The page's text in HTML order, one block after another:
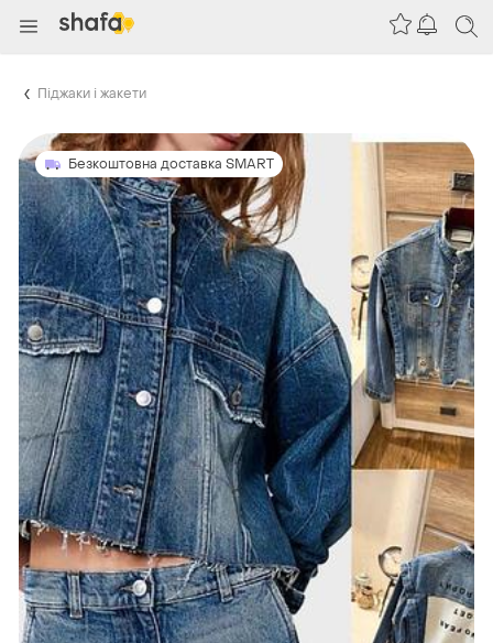
Піджаки і жакети
Безкоштовна доставка SMART